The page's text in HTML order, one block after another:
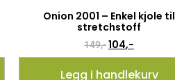
Onion 2001 – Enkel kjole til
stretchstoff
149,-104,-
Legg i handlekurv